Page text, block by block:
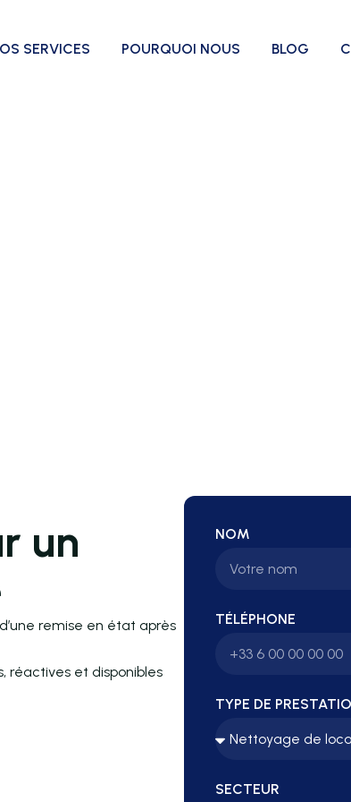
SERVICES POURQUOI NOUS BLOG
un
remise en état après
réactives et disponibles
NOM
TÉLÉPHONE
TYPE DE
SECTEUR